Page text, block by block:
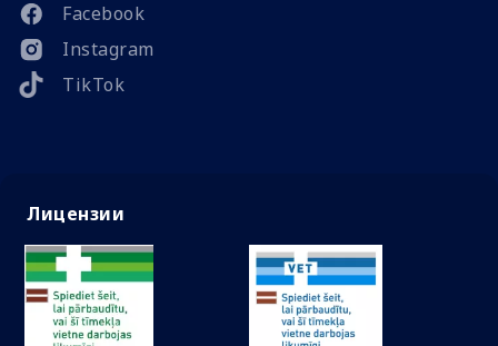
Facebook
Instagram
TikTok
Лицензии